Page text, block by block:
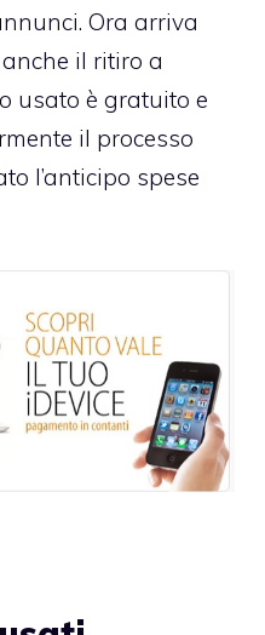
Ora arriva
il ritiro a
usato è gratuito e
il processo
l’anticipo spese